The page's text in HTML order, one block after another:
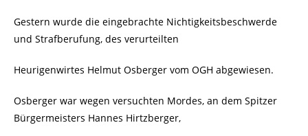
Gestern wurde die eingebrachte Nichtigkeitsbeschwerde
und Strafberufung, des verurteilten
Heurigenwirtes Helmut Osberger vom OGH abgewiesen.
Osberger war wegen versuchten Mordes, an dem Spitzer
Bürgermeisters Hannes Hirtzberger,